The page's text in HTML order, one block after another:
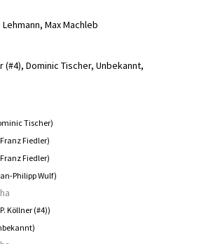
, Max Machleb
(#4), Dominic Tischer, Unbekannt,
Tischer)
Fiedler)
Fiedler)
Philipp Wulf)
Köllner (#4))